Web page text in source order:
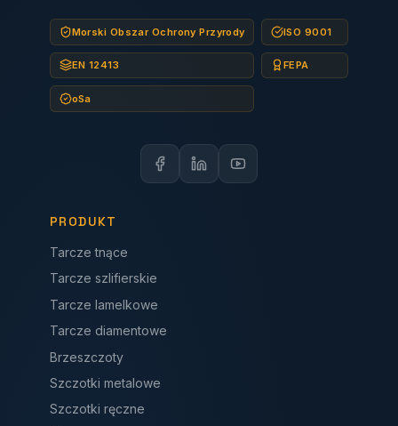
Morski Obszar Ochrony Przyrody ISO 9001
EN 12413 FEPA
oSa
PRODUKT
Tarcze tnące
Tarcze szlifierskie
Tarcze lamelkowe
Tarcze diamentowe
Brzeszczoty
Szczotki metalowe
Szczotki ręczne